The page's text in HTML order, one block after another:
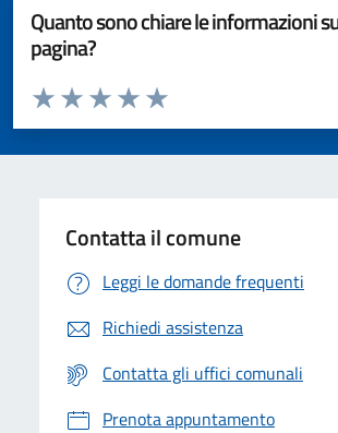
Quanto sono chiare le informazioni
pagina?
Valuta da 1 a 5 stelle la pagina
Valuta 5 stelle su 5
Valuta 4 stelle su 5
Valuta 3 stelle su 5
Valuta 2 stelle su 5
Valuta 1 stelle su 5
Contatta il comune
Leggi le domande frequenti
Richiedi assistenza
Contatta gli uffici comunali
Prenota appuntamento